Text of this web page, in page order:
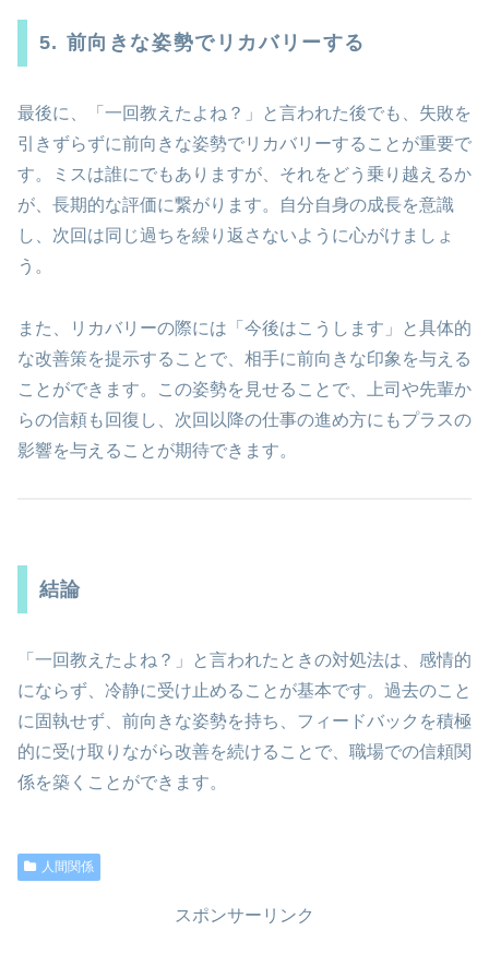
5. 前向きな姿勢でリカバリーする
最後に、「一回教えたよね？」と言われた後でも、失敗を
引きずらずに前向きな姿勢でリカバリーすることが重要で
す。ミスは誰にでもありますが、それをどう乗り越えるか
が、長期的な評価に繋がります。自分自身の成長を意識
し、次回は同じ過ちを繰り返さないように心がけましょ
う。
また、リカバリーの際には「今後はこうします」と具体的
な改善策を提示することで、相手に前向きな印象を与える
ことができます。この姿勢を見せることで、上司や先輩か
らの信頼も回復し、次回以降の仕事の進め方にもプラスの
影響を与えることが期待できます。
結論
「一回教えたよね？」と言われたときの対処法は、感情的
にならず、冷静に受け止めることが基本です。過去のこと
に固執せず、前向きな姿勢を持ち、フィードバックを積極
的に受け取りながら改善を続けることで、職場での信頼関
係を築くことができます。
人間関係
スポンサーリンク